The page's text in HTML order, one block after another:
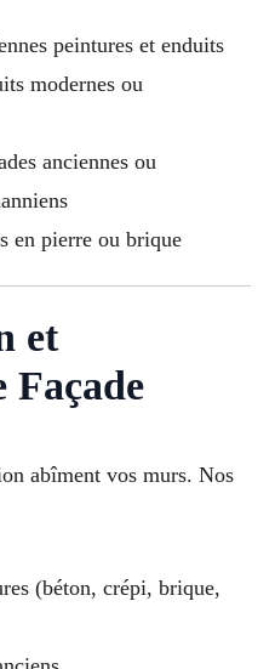
peintures et enduits
modernes ou
anciennes ou
en pierre ou brique
et
Façade
abîment vos murs. Nos
(béton, crépi, brique,